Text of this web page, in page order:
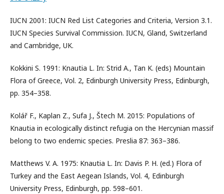
IUCN 2001: IUCN Red List Categories and Criteria, Version 3.1.
IUCN Species Survival Commission. IUCN, Gland, Switzerland
and Cambridge, UK.
Kokkini S. 1991: Knautia L. In: Strid A., Tan K. (eds) Mountain
Flora of Greece, Vol. 2, Edinburgh University Press, Edinburgh,
pp. 354–358.
Kolář F., Kaplan Z., Sufa J., Štech M. 2015: Populations of
Knautia in ecologically distinct refugia on the Hercynian massif
belong to two endemic species. Preslia 87: 363–386.
Matthews V. A. 1975: Knautia L. In: Davis P. H. (ed.) Flora of
Turkey and the East Aegean Islands, Vol. 4, Edinburgh
University Press, Edinburgh, pp. 598–601.